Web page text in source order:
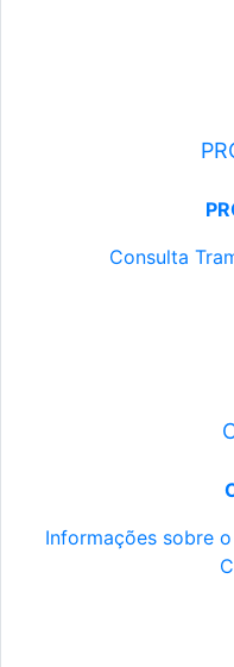
Consulta
Informações sobre